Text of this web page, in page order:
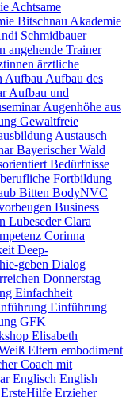
Achtsame
Bitschnau Akademie
Schmidbauer
angehende Trainer
ärztliche
Aufbau Aufbau des
Aufbau und
Augenhöhe aus
Gewaltfreie
Austausch
Bayerischer Wald
Bedürfnisse
berufliche Fortbildung
Bitten BodyNVC
Business
LubesederClara
Corinna
Deep-
geben Dialog
Donnerstag
Einfachheit
Einführung
GFK
Elisabeth
Eltern embodiment
Coach mit
Englisch English
ErsteHilfe Erzieher